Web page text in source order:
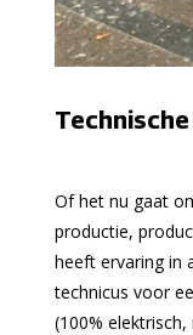
Of het nu gaat
productie,
heeft ervaring in
technicus voor
(100%